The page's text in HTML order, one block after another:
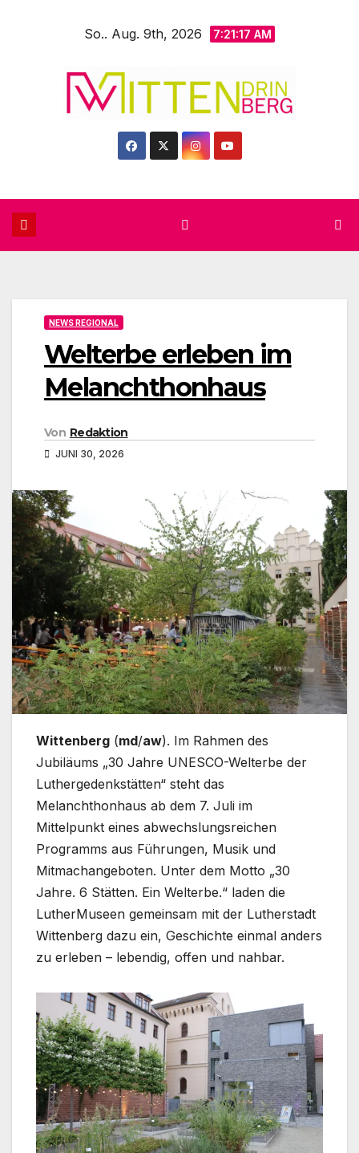
So.. Aug. 9th, 2026 7:21:19 AM
NEWS REGIONAL
Welterbe erleben im
Melanchthonhaus
Von Redaktion
JUNI 30, 2026
Wittenberg (md/aw). Im Rahmen des
Jubiläums „30 Jahre UNESCO-Welterbe der
Luthergedenkstätten“ steht das
Melanchthonhaus ab dem 7. Juli im
Mittelpunkt eines abwechslungsreichen
Programms aus Führungen, Musik und
Mitmachangeboten. Unter dem Motto „30
Jahre. 6 Stätten. Ein Welterbe.“ laden die
LutherMuseen gemeinsam mit der Lutherstadt
Wittenberg dazu ein, Geschichte einmal anders
zu erleben – lebendig, offen und nahbar.